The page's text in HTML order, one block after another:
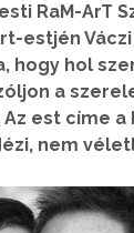
RaM-ArT
estjén
hogy hol
a
est címe
nem